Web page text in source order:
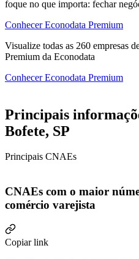
foque no que importa: fechar
Conhecer Econodata Premium
Visualize todas as 260 empresas
Premium da Econodata
Conhecer Econodata Premium
Principais
Bofete, SP
Principais CNAEs
CNAEs com o maior
comércio varejista
Copiar link